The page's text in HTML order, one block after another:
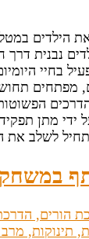
הילדים
נבנית דרך
בחיי
מפתחים
ידי מתן
נתחיל לשלב